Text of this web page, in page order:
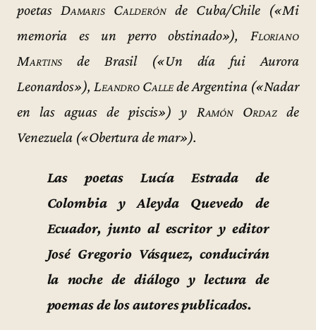
poetas Damaris Calderónde Cuba/Chile («Mi
memoria es un perro obstinado»), Floriano
Martins de Brasil («Un día fui Aurora
Leonardos»), Leandro Callede Argentina («Nadar
en las aguas de piscis») y Ramón Ordazde
Venezuela («Obertura de mar»).
Las poetas Lucía Estrada de
Colombia y Aleyda Quevedo de
Ecuador, junto al escritor y editor
José Gregorio Vásquez, conducirán
la noche de diálogo y lectura de
poemas de los autores publicados.